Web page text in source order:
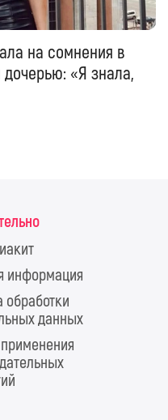
на сомнения в
«Я знала,
информация
обработки
данных